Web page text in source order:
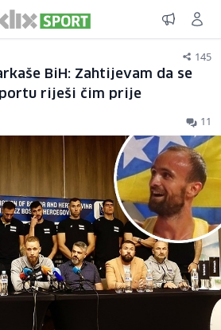
145
BiH: Zahtijevam da se
riješi čim prije
11